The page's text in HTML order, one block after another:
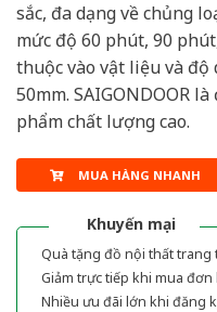
sắc, đa dạng về chủng
mức độ 60 phút, 90
thuộc vào vật liệu và độ
50mm. SAIGONDOOR
phẩm chất lượng cao.
MUA HÀNG NHANH
Khuyến mại
Quà tặng đồ nội thất trang
Giảm trực tiếp khi mua
Nhiều ưu đãi lớn khi đăng